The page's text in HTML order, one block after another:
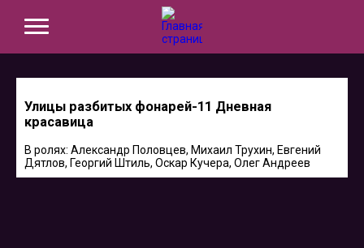
Улицы разбитых фонарей-11 Дневная
красавица
В ролях: Александр Половцев, Михаил Трухин, Евгений
Дятлов, Георгий Штиль, Оскар Кучера, Олег Андреев